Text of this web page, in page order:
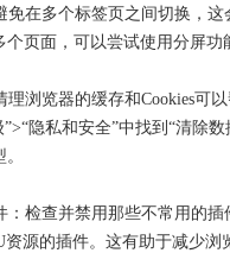
免在多个标签页之间切换，这
个页面，可以尝试使用分屏功
浏览器的缓存和Cookies可以
隐私和安全”中找到“清除
：检查并禁用那些不常用的插
资源的插件。这有助于减少浏